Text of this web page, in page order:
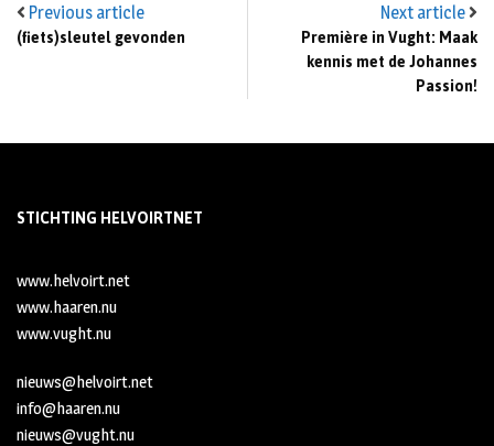
Previous article
(fiets)sleutel gevonden
Next article
Première in Vught: Maak
kennis met de Johannes
Passion!
STICHTING HELVOIRTNET
www.helvoirt.net
www.haaren.nu
www.vught.nu
nieuws@helvoirt.net
info@haaren.nu
nieuws@vught.nu